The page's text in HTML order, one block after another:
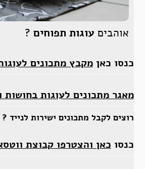
אוהבים עוגות תפוחים ?
כנסו כאןמקבץ מתכונים
מאגר מתכונים לעוגות בחושות
רוצים לקבל מתכונים ישירות לנייד ?
כנסו כאן והצטרפו קבוצת